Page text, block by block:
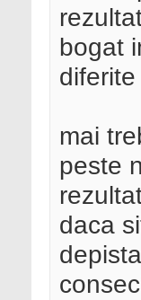
bogat
mai
peste
daca